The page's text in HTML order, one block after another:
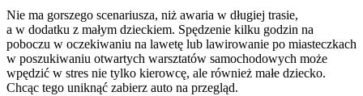
Nie ma gorszego scenariusza, niż awaria w długiej trasie,
a w dodatku z małym dzieckiem. Spędzenie kilku godzin na
poboczu w oczekiwaniu na lawetę lub lawirowanie po miasteczkach
w poszukiwaniu otwartych warsztatów samochodowych może
wpędzić w stres nie tylko kierowcę, ale również małe dziecko.
Chcąc tego uniknąć zabierz auto na przegląd.